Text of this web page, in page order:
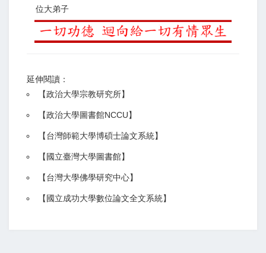
位大弟子
延伸閱讀：
【政治大學宗教研究所】
【政治大學圖書館NCCU】
【台灣師範大學博碩士論文系統】
【 國立臺灣大學圖書館】
【台灣大學佛學研究中心】
【 國立成功大學數位論文全文系統】